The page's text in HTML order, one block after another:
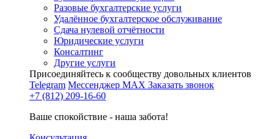
Разовые бухгалтерские услуги
Удалённое бухгалтерское обслуживание
Сдача нулевой отчётности
Юридические услуги
Консалтинг
Другие услуги
Присоединяйтесь к сообществу довольных клиентов
Telegram Мессенджер MAX Заказать звонок
+7 (812) 209-16-60
Ваше спокойствие - наша забота!